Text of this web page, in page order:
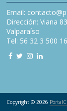
Email:
Dirección: Viana
Valparaíso
Tel: 56 32 3 500
Copyright © 2026